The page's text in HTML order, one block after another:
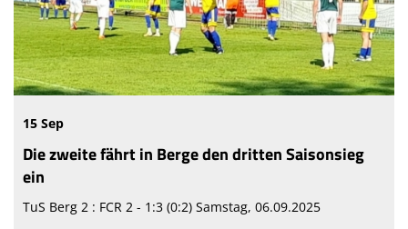
15 Sep
Die zweite fährt in Berge den dritten Saisonsieg
ein
TuS Berg 2 : FCR 2 - 1:3 (0:2) Samstag, 06.09.2025